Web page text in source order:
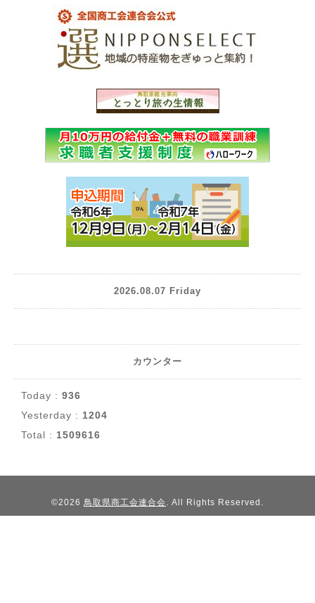
2026.08.07 Friday
カウンター
Today : 936
Yesterday : 1204
Total : 1509616
©2026 鳥取県商工会連合会. All Rights Reserved.